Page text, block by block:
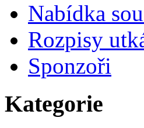
Nabídka
Rozpisy
Sponzoři
Kategorie